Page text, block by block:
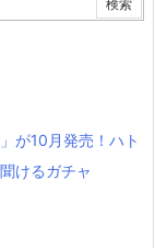
が10月発売！ハト
けるガチャ